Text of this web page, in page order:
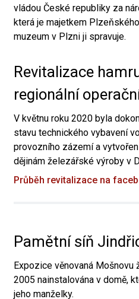
vládou České republiky za
která je majetkem
muzeum v Plzni ji spravuje.
Revitalizace
regionální
V květnu roku 2020 byla
stavu technického vybavení
provozního zázemí a
dějinám železářské výroby v
Průběh revitalizace na
Pamětní síň
Expozice věnovaná Mošnovu
2005 nainstalována v domě,
jeho manželky.